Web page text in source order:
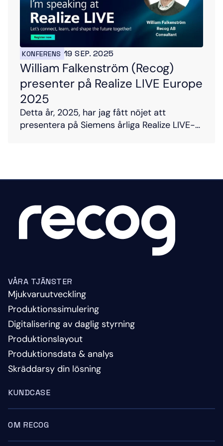
KONFERENS 19 SEP. 2025
William Falkenström (Recog)
presenter på Realize LIVE Europe
2025
Detta år, 2025, har jag fått nöjet att
presentera på Siemens årliga Realize LIVE-
VÅRA TJÄNSTER
Mjukvaruutveckling
Produktionssimulering
Digitalisering av daglig styrning
Produktionslayout
Produktionsdata & analys
Skräddarsy din lösning
KUNDCASE
OM RECOG